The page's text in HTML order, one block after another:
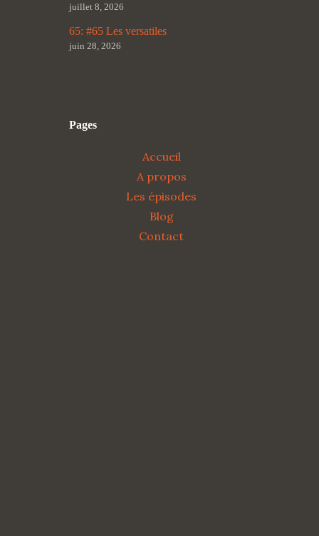
juillet 8, 2026
65: #65 Les versatiles
juin 28, 2026
Pages
Accueil
A propos
Les épisodes
Blog
Contact